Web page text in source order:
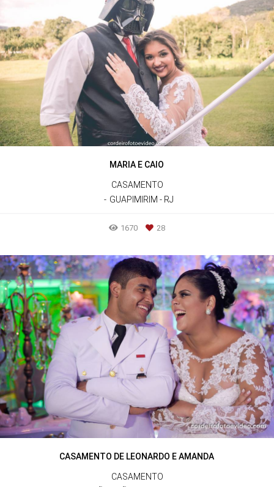
MARIA E CAIO
CASAMENTO
GUAPIMIRIM - RJ
1670 28
CASAMENTO DE LEONARDO E AMANDA
CASAMENTO